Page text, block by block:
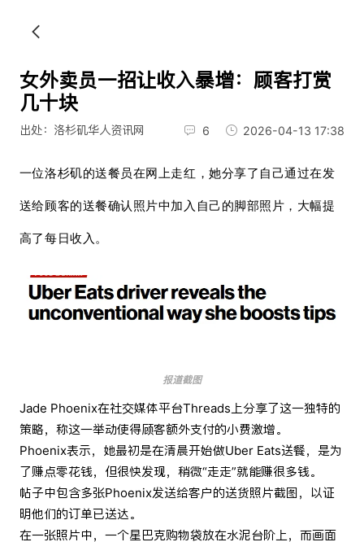
女外卖员一招让收入暴增：顾客打赏
几十块
出处：洛杉矶华人资讯网 6 2026-04-13 17:38
一位洛杉矶的送餐员在网上走红，她分享了自己通过在发
送给顾客的送餐确认照片中加入自己的脚部照片，大幅提
高了每日收入。
报道截图
Jade Phoenix在社交媒体平台Threads上分享了这一独特的
策略，称这一举动使得顾客额外支付的小费激增。
Phoenix表示，她最初是在清晨开始做Uber Eats送餐，是为
了赚点零花钱，但很快发现，稍微“走走”就能赚很多钱。
帖子中包含多张Phoenix发送给客户的送货照片截图，以证
明他们的订单已送达。
在一张照片中，一个星巴克购物袋放在水泥台阶上，而画面